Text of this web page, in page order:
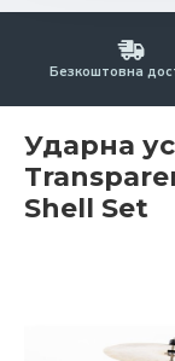
Безкоштовна
Ударна
Shell Set